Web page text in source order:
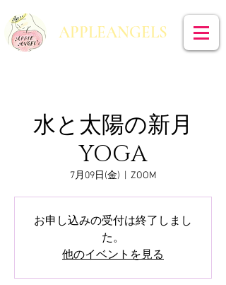
​APPLEANGELS
水と太陽の新月
YOGA
7月09日(金) ZOOM
お申し込みの受付は終了しまし
た。
他のイベントを見る